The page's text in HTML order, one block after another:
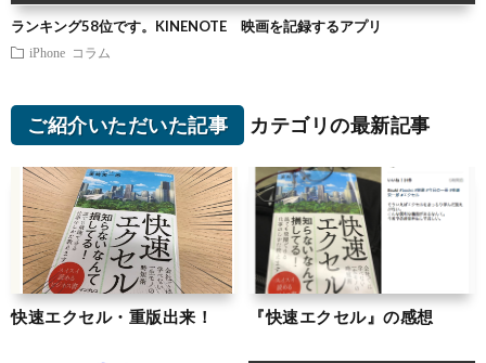
ランキング58位です。KINENOTE 映画を記録するアプリ
iPhone コラム
ご紹介いただいた記事 カテゴリの最新記事
快速エクセル・重版出来！ 『快速エクセル』の感想